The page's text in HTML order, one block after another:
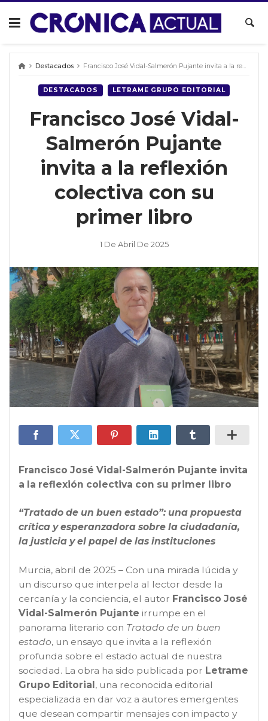
Skip
content
Destacados Francisco José Vidal-Salmerón Pujante invita a la reflexión colectiva con su primer libro
DESTACADOS LETRAME GRUPO EDITORIAL
Francisco José Vidal-
Salmerón Pujante
invita a la reflexión
colectiva con su
primer libro
1 De Abril De 2025
Francisco José Vidal-Salmerón Pujante invita
a la reflexión colectiva con su primer libro
“Tratado de un buen estado”: una propuesta
crítica y esperanzadora sobre la ciudadanía,
la justicia y el papel de las instituciones
Murcia, abril de 2025 – Con una mirada lúcida y
un discurso que interpela al lector desde la
cercanía y la conciencia, el autor Francisco José
Vidal-Salmerón Pujante irrumpe en el
panorama literario con Tratado de un buen
estado, un ensayo que invita a la reflexión
profunda sobre el estado actual de nuestra
sociedad. La obra ha sido publicada por Letrame
Grupo Editorial, una reconocida editorial
especializada en dar voz a autores emergentes
que desean compartir mensajes con impacto y